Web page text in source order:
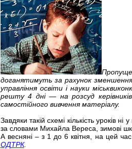
доганятимуть за рахунок
управління освіти і науки
решту 4 дні — на розсуд
самостійного вивчення матеріалу.
Завдяки такій схемі кількість уроків
за словами Михайла Вереса, зимові
А весняні – з 1 до 6 квітня, на цей
ОДТРК.